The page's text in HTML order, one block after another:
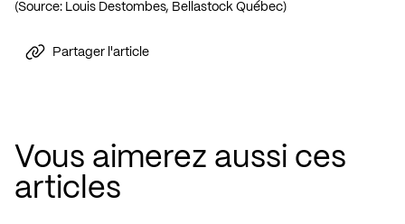
(Source: Louis Destombes, Bellastock Québec)
Partager l'article
Vous aimerez aussi ces
articles